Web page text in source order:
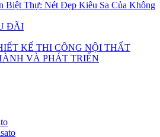
Biệt Thự: Nét Đẹp Kiêu Sa Của Không
ĐÃI
KẾ THI CÔNG NỘI THẤT
VÀ PHÁT TRIỂN